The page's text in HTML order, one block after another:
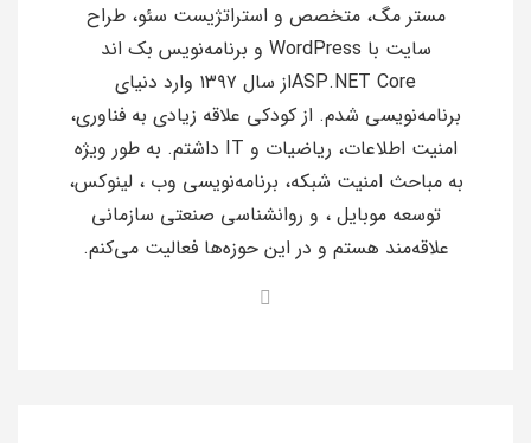
مستر مگ، متخصص و استراتژیست سئو، طراح
سایت با WordPress و برنامه‌نویس بک اند
ASP.NET Coreاز سال ۱۳۹۷ وارد دنیای
برنامه‌نویسی شدم. از کودکی علاقه زیادی به فناوری،
امنیت اطلاعات، ریاضیات و IT داشتم. به طور ویژه
به مباحث امنیت شبکه، برنامه‌نویسی وب ، لینوکس،
توسعه موبایل ، و روانشناسی صنعتی سازمانی
علاقه‌مند هستم و در این حوزه‌ها فعالیت می‌کنم.